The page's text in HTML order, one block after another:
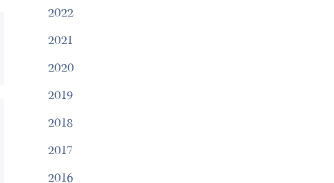
2022
2021
2020
2019
2018
2017
2016